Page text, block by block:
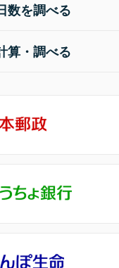
数を調べる
算・調べる